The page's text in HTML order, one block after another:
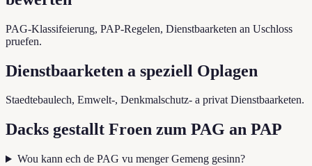
PAG-Klassifeierung, PAP-Regelen, Dienstbaarketen an Uschloss
pruefen.
Dienstbaarketen a speziell Oplagen
Staedtebaulech, Emwelt-, Denkmalschutz- a privat Dienstbaarketen.
Dacks gestallt Froen zum PAG an PAP
Wou kann ech de PAG vu menger Gemeng gesinn?